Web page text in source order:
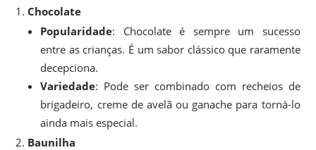
Chocolate
Popularidade: Chocolate é sempre um sucesso
entre as crianças. É um sabor clássico que raramente
decepciona.
Variedade: Pode ser combinado com recheios de
brigadeiro, creme de avelã ou ganache para torná-lo
ainda mais especial.
Baunilha